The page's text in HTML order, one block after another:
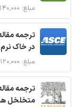
مبلغ: ۱۴۰,۰۰۰ تومان
ترجمه
در خاک نرم
مبلغ: ۱۲۰,۰۰۰ تومان
ترجمه
متخلخل